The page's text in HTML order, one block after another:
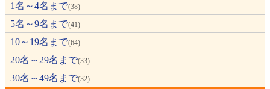
1名～4名まで(38)
5名～9名まで(41)
10～19名まで(64)
20名～29名まで(33)
30名～49名まで(32)